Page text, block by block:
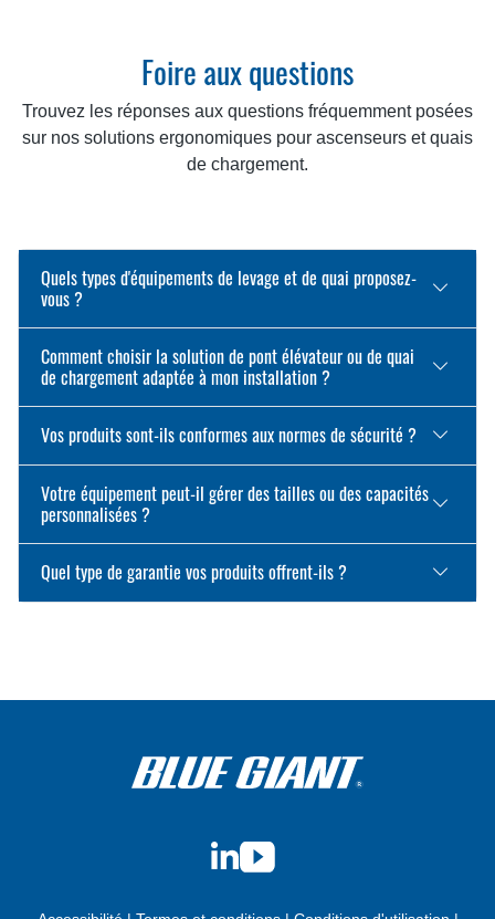
Foire aux questions
Trouvez les réponses aux questions fréquemment posées
sur nos solutions ergonomiques pour ascenseurs et quais
de chargement.
Quels types d'équipements de levage et de quai proposez-
vous ?
Comment choisir la solution de pont élévateur ou de quai
de chargement adaptée à mon installation ?
Vos produits sont-ils conformes aux normes de sécurité ?
Votre équipement peut-il gérer des tailles ou des capacités
personnalisées ?
Quel type de garantie vos produits offrent-ils ?
LinkedIn
YouTube